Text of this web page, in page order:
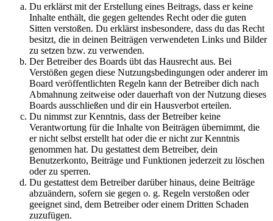
Du erklärst mit der Erstellung eines Beitrags, dass er keine
Inhalte enthält, die gegen geltendes Recht oder die guten
Sitten verstoßen. Du erklärst insbesondere, dass du das Recht
besitzt, die in deinen Beiträgen verwendeten Links und Bilder
zu setzen bzw. zu verwenden.
Der Betreiber des Boards übt das Hausrecht aus. Bei
Verstößen gegen diese Nutzungsbedingungen oder anderer im
Board veröffentlichten Regeln kann der Betreiber dich nach
Abmahnung zeitweise oder dauerhaft von der Nutzung dieses
Boards ausschließen und dir ein Hausverbot erteilen.
Du nimmst zur Kenntnis, dass der Betreiber keine
Verantwortung für die Inhalte von Beiträgen übernimmt, die
er nicht selbst erstellt hat oder die er nicht zur Kenntnis
genommen hat. Du gestattest dem Betreiber, dein
Benutzerkonto, Beiträge und Funktionen jederzeit zu löschen
oder zu sperren.
Du gestattest dem Betreiber darüber hinaus, deine Beiträge
abzuändern, sofern sie gegen o. g. Regeln verstoßen oder
geeignet sind, dem Betreiber oder einem Dritten Schaden
zuzufügen.